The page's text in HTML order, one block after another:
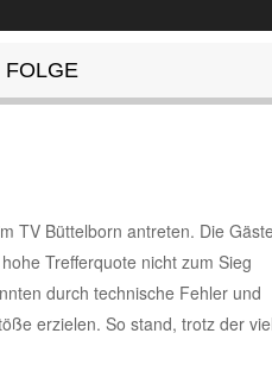
TV Büttelborn antreten. Die Gäste
Trefferquote nicht zum Sieg
durch technische Fehler und
erzielen. So stand, trotz der